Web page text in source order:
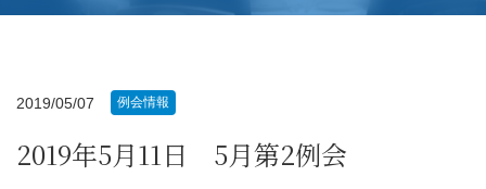
2019/05/07 例会情報
2019年5月11日 5月第2例会